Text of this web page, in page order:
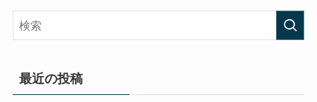
最近の投稿